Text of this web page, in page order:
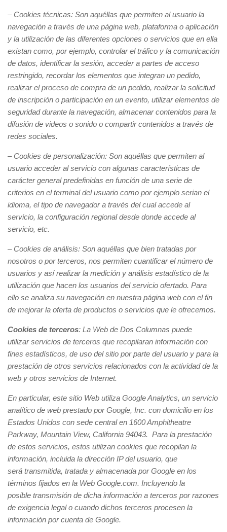
– Cookies técnicas: Son aquéllas que permiten al usuario la
navegación a través de una página web, plataforma o aplicación
y la utilización de las diferentes opciones o servicios que en ella
existan como, por ejemplo, controlar el tráfico y la comunicación
de datos, identificar la sesión, acceder a partes de acceso
restringido, recordar los elementos que integran un pedido,
realizar el proceso de compra de un pedido, realizar la solicitud
de inscripción o participación en un evento, utilizar elementos de
seguridad durante la navegación, almacenar contenidos para la
difusión de videos o sonido o compartir contenidos a través de
redes sociales.
– Cookies de personalización: Son aquéllas que permiten al
usuario acceder al servicio con algunas características de
carácter general predefinidas en función de una serie de
criterios en el terminal del usuario como por ejemplo serian el
idioma, el tipo de navegador a través del cual accede al
servicio, la configuración regional desde donde accede al
servicio, etc.
– Cookies de análisis: Son aquéllas que bien tratadas por
nosotros o por terceros, nos permiten cuantificar el número de
usuarios y así realizar la medición y análisis estadístico de la
utilización que hacen los usuarios del servicio ofertado. Para
ello se analiza su navegación en nuestra página web con el fin
de mejorar la oferta de productos o servicios que le ofrecemos.
Cookies de terceros: La Web de Dos Columnas puede
utilizar servicios de terceros que recopilaran información con
fines estadísticos, de uso del sitio por parte del usuario y para la
prestación de otros servicios relacionados con la actividad de la
web y otros servicios de Internet.
En particular, este sitio Web utiliza Google Analytics, un servicio
analítico de web prestado por Google, Inc. con domicilio en los
Estados Unidos con sede central en 1600 Amphitheatre
Parkway, Mountain View, California 94043. Para la prestación
de estos servicios, estos utilizan cookies que recopilan la
información, incluida la dirección IP del usuario, que
será transmitida, tratada y almacenada por Google en los
términos fijados en la Web Google.com. Incluyendo la
posible transmisión de dicha información a terceros por razones
de exigencia legal o cuando dichos terceros procesen la
información por cuenta de Google.